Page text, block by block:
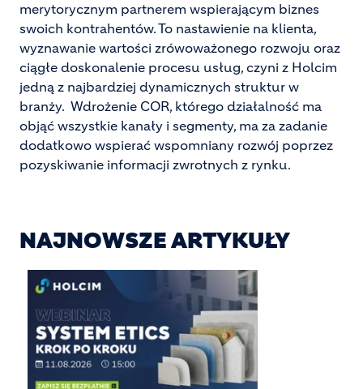
merytorycznym partnerem wspierającym biznes
swoich kontrahentów. To nastawienie na klienta,
wyznawanie wartości zrówoważonego rozwoju oraz
ciągłe doskonalenie procesu usług, czyni z Holcim
jedną z najbardziej dynamicznych struktur w
branży. Wdrożenie COR, którego działalność ma
objąć wszystkie kanały i segmenty, ma za zadanie
dodatkowo wspierać wspomniany rozwój poprzez
pozyskiwanie informacji zwrotnych z rynku.
NAJNOWSZE ARTYKUŁY